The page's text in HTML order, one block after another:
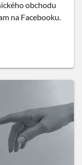
obchodu
na Facebooku.